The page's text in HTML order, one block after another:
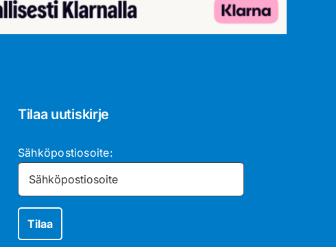
Tilaa uutiskirje
Sähköpostiosoite: